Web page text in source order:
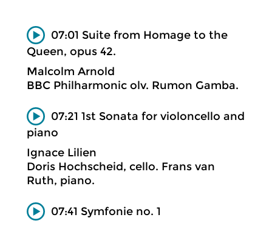
07:01 Suite from Homage to the
Queen, opus 42.
Malcolm Arnold
BBC Philharmonic olv. Rumon Gamba.
07:21 1st Sonata for violoncello and
piano
Ignace Lilien
Doris Hochscheid, cello. Frans van
Ruth, piano.
07:41 Symfonie no. 1